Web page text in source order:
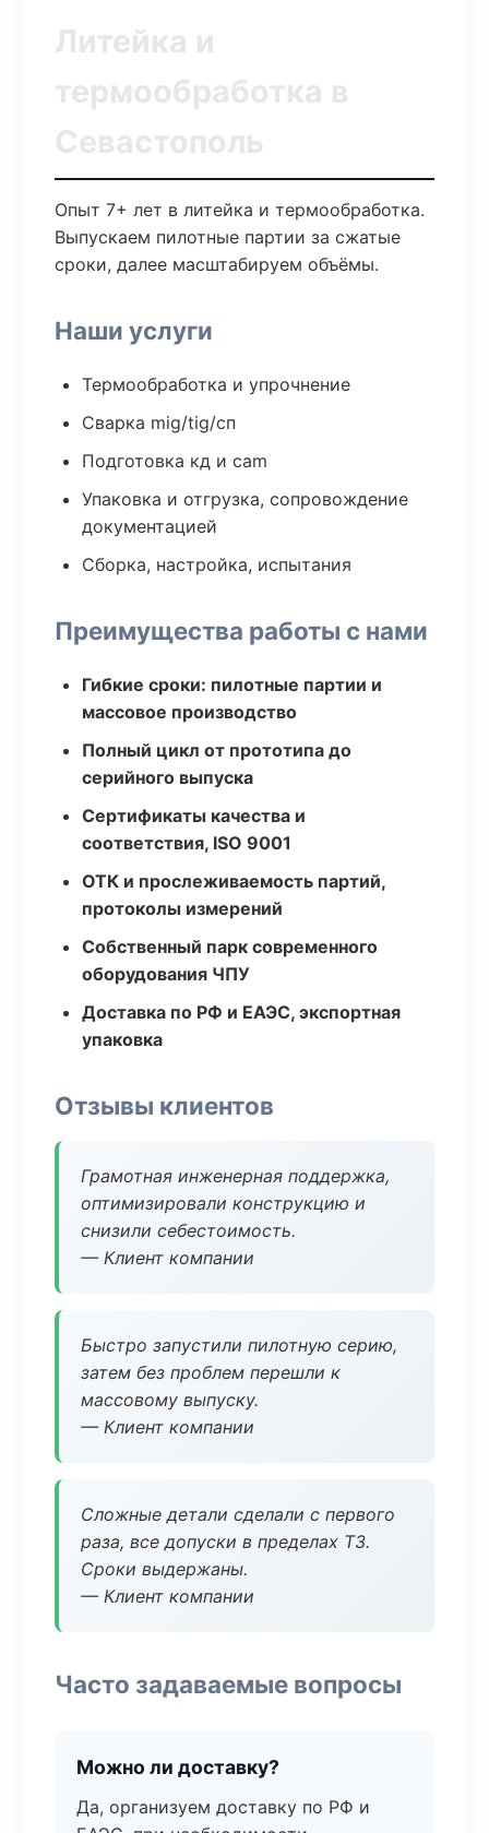
Литейка и
термообработка в
Севастополь
Опыт 7+ лет в литейка и термообработка.
Выпускаем пилотные партии за сжатые
сроки, далее масштабируем объёмы.
Наши услуги
Термообработка и упрочнение
Сварка mig/tig/сп
Подготовка кд и cam
Упаковка и отгрузка, сопровождение
документацией
Сборка, настройка, испытания
Преимущества работы с нами
Гибкие сроки: пилотные партии и
массовое производство
Полный цикл от прототипа до
серийного выпуска
Сертификаты качества и
соответствия, ISO 9001
ОТК и прослеживаемость партий,
протоколы измерений
Собственный парк современного
оборудования ЧПУ
Доставка по РФ и ЕАЭС, экспортная
упаковка
Отзывы клиентов
Грамотная инженерная поддержка,
оптимизировали конструкцию и
снизили себестоимость.
— Клиент компании
Быстро запустили пилотную серию,
затем без проблем перешли к
массовому выпуску.
— Клиент компании
Сложные детали сделали с первого
раза, все допуски в пределах ТЗ.
Сроки выдержаны.
— Клиент компании
Часто задаваемые вопросы
Можно ли доставку?
Да, организуем доставку по РФ и